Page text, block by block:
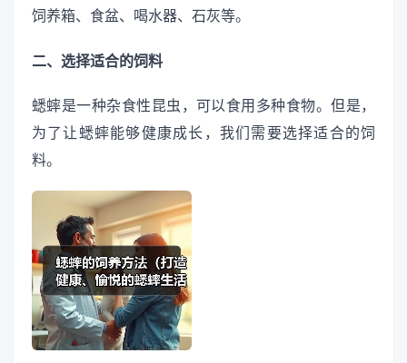
饲养箱、食盆、喝水器、石灰等。
二、选择适合的饲料
蟋蟀是一种杂食性昆虫，可以食用多种食物。但是，
为了让蟋蟀能够健康成长，我们需要选择适合的饲
料。